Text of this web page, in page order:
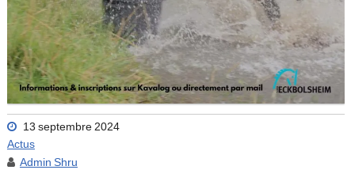
13 septembre 2024
Actus
Admin Shru